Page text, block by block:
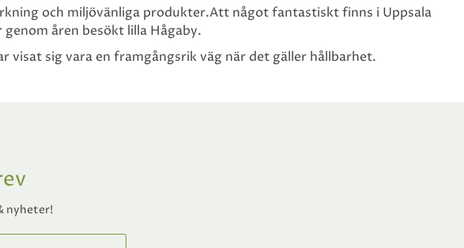
och miljövänliga produkter.Att något fantastiskt finns i Uppsala
åren besökt lilla Hågaby.
visat sig vara en framgångsrik väg när det gäller hållbarhet.
nyheter!